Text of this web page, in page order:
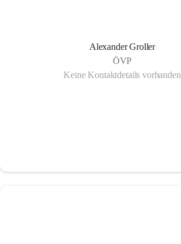
Alexander Groller
ÖVP
Keine Kontaktdetails vorhanden